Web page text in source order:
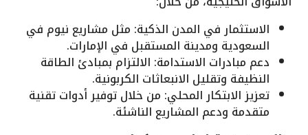
الاستثمار في المدن الذكية: مثل مشاريع نيوم في
السعودية ومدينة المستقبل في الإمارات.
دعم مبادرات الاستدامة: الالتزام بمبادئ الطاقة
النظيفة وتقليل الانبعاثات الكربونية.
تعزيز الابتكار المحلي: من خلال توفير أدوات تقنية
متقدمة ودعم المشاريع الناشئة.